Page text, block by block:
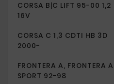
CORSA B|C LIFT 95-00 1,2
16V
CORSA C 1,3 CDTI HB 3D
2000-
FRONTERA A, FRONTERA A
SPORT 92-98
(bez filtra)
Nowy